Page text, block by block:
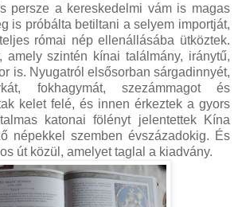
persze a kereskedelmi vám is magas
is próbálta betiltani a selyem importját,
római nép ellenállásába ütköztek.
amely szintén kínai találmány, iránytű,
is. Nyugatról elsősorban sárgadinnyét,
fokhagymát, szezámmagot és
kelet felé, és innen érkeztek a gyors
katonai fölényt jelentettek Kína
népekkel szemben évszázadokig. És
út közül, amelyet taglal a kiadvány.